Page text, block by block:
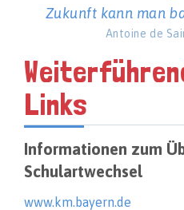
Zukunft kann man
Antoine de
Links
Informationen zum
Schulartwechsel
www.km.bayern.de